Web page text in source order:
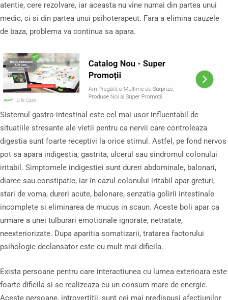
atentie, cere rezolvare, iar aceasta nu vine numai din partea unui
medic, ci si din partea unui psihoterapeut. Fara a elimina cauzele
de baza, problema va continua sa apara.
Sistemul gastro-intestinal este cel mai usor influentabil de
situatiile stresante ale vietii pentru ca nervii care controleaza
digestia sunt foarte receptivi la orice stimul. Astfel, pe fond nervos
pot sa apara indigestia, gastrita, ulcerul sau sindromul colonului
iritabil. Simptomele indigestiei sunt dureri abdominale, balonari,
diaree sau constipatie, iar în cazul colonului iritabil apar greturi,
stari de voma, dureri acute, balonare, senzatia golirii intestinale
incomplete si eliminarea de mucus in scaun. Aceste boli apar ca
urmare a unei tulburari emotionale ignorate, netratate,
neexteriorizate. Dupa aparitia somatizarii, tratarea factorului
psihologic declansator este cu mult mai dificila.
Exista persoane pentru care interactiunea cu lumea exterioara este
foarte dificila si se realizeaza cu un consum mare de energie.
Aceste persoane, introvertitii, sunt cei mai predispusi afectiunilor